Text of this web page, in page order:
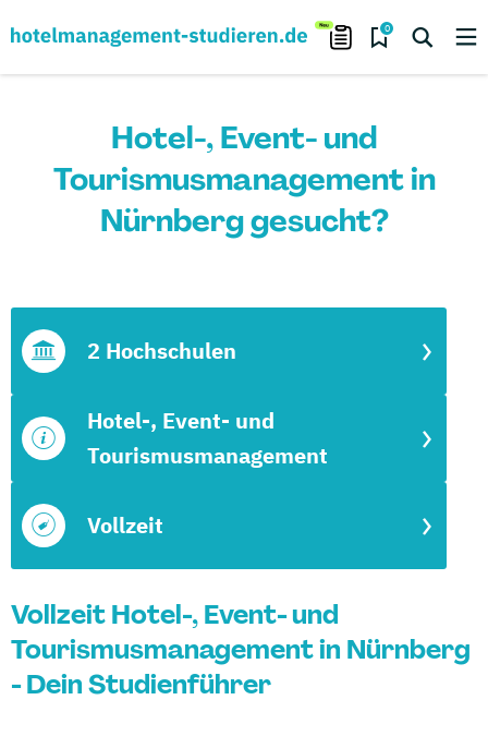
0
Hotel-, Event- und
Tourismusmanagement in
Nürnberg gesucht?
Vollzeit
Hotel-, Event- und
Tourismusmanagement
2 Hochschulen
Vollzeit Hotel-, Event- und
Tourismusmanagement in Nürnberg
- Dein Studienführer